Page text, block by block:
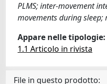
PLMS; inter-movement
movements during sleep;
Appare nelle tipologie:
1.1 Articolo in rivista
File in questo prodotto: